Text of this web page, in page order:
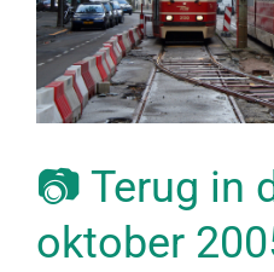
📷 Terug in
oktober